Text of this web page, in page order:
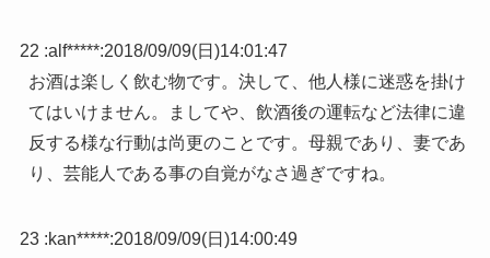
22 :alf*****:2018/09/09(日)14:01:47
お酒は楽しく飲む物です。決して、他人様に迷惑を掛け
てはいけません。ましてや、飲酒後の運転など法律に違
反する様な行動は尚更のことです。母親であり、妻であ
り、芸能人である事の自覚がなさ過ぎですね。
23 :kan*****:2018/09/09(日)14:00:49